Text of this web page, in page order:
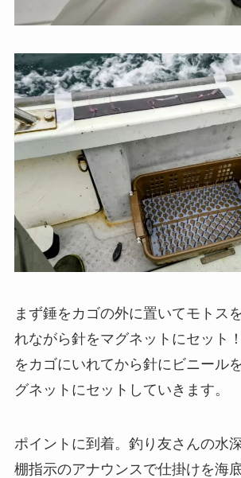
まず錘をカゴの外に置いてモトス
れながら針をマグネットにセット
をカゴにいれてから針にビニール
グネットにセットしていきます。
ポイントに到着。釣り友さんの水
棚指示のアナウンスで仕掛けを海